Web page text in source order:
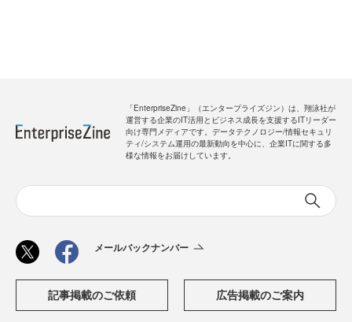
「EnterpriseZine」（エンタープライズジン）は、翔泳社が
運営する企業のIT活用とビジネス成長を支援するITリーダー
向け専門メディアです。データテクノロジー/情報セキュリ
ティ/システム運用の最新動向を中心に、企業ITに関する多
様な情報をお届けしています。
メールバックナンバー
記事掲載のご依頼 広告掲載のご案内